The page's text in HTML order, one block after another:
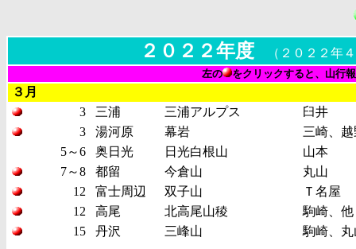
２０２２年度 （２０２２年
左の をクリックすると、山行
３月
3
三浦 三浦アルプス
臼井
3
湯河原 幕岩
三崎、
5～6
奥日光 日光白根山
山本
7～8
都留 今倉山
丸山
12
富士周辺 双子山
Ｔ名屋
12
高尾 北高尾山稜
駒崎、
15
丹沢 三峰山 駒崎、丸